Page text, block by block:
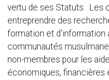
vertu de ses Statuts. Les
entreprendre des
formation et d'information
communautés
non-membres pour les
économiques,